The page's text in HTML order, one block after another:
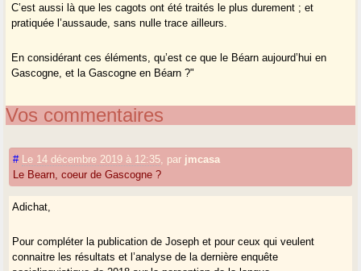
C’est aussi là que les cagots ont été traités le plus durement ; et
pratiquée l’aussaude, sans nulle trace ailleurs.
En considérant ces éléments, qu’est ce que le Béarn aujourd’hui en
Gascogne, et la Gascogne en Béarn ?"
Vos commentaires
# Le 14 décembre 2019 à 12:35 par jmcasa
Le Bearn, coeur de Gascogne ?
Adichat,
Pour compléter la publication de Joseph et pour ceux qui veulent
connaitre les résultats et l’analyse de la dernière enquête